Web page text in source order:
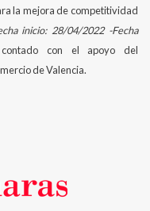
la mejora de competitividad
inicio: 28/04/2022 -Fecha
con el apoyo del
de Valencia.